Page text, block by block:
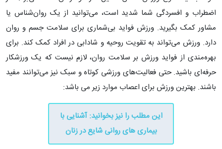
اضطراب و افسردگی شما شدید است، می‌توانید از یک روان‌شناس یا
مشاور کمک بگیرید. ورزش فواید بی‌شماری برای سلامت جسم و روان
دارد. ورزش می‌تواند به تقویت روحیه و شادابی در افراد کمک کند. برای
بهره‌مندی از فواید ورزش بر سلامت روان، لازم نیست که یک ورزشکار
حرفه‌ای باشید. حتی فعالیت‌های ورزشی کوتاه و سبک نیز می‌توانند مفید
باشند. بهترین ورزش برای اعصاب موارد زیر می باشد:
این مطلب را نیز بخوانید: ​آشنایی با
بیماری های روانی شایع در زنان